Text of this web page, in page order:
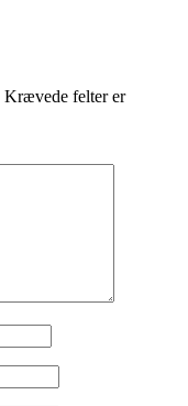
Krævede felter er